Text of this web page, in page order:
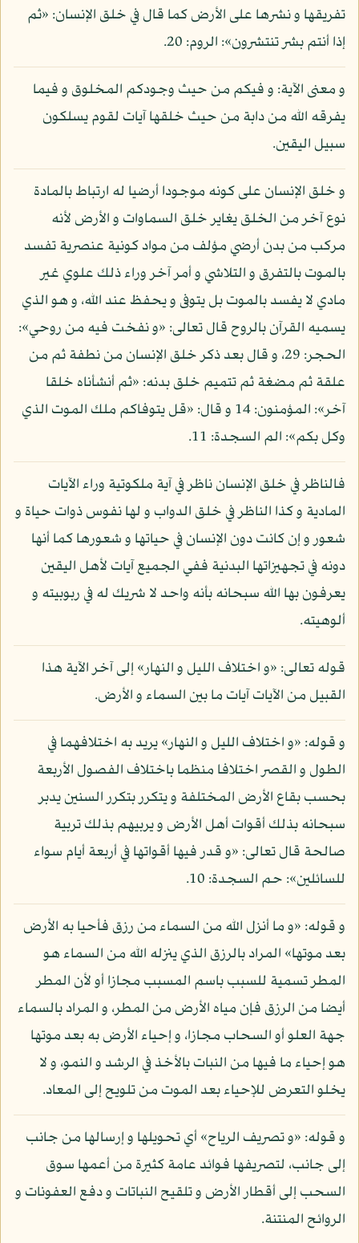
تفريقها و نشرها على الأرض كما قال في خلق الإنسان: «ثم
إذا أنتم بشر تنتشرون»: الروم: 20.
و معنى الآية: و فيكم من حيث وجودكم المخلوق و فيما
يفرقه الله من دابة من حيث خلقها آيات لقوم يسلكون
سبيل اليقين.
و خلق الإنسان على كونه موجودا أرضيا له ارتباط بالمادة
نوع آخر من الخلق يغاير خلق السماوات و الأرض لأنه
مركب من بدن أرضي مؤلف من مواد كونية عنصرية تفسد
بالموت بالتفرق و التلاشي و أمر آخر وراء ذلك علوي غير
مادي لا يفسد بالموت بل يتوفى و يحفظ عند الله، و هو الذي
يسميه القرآن بالروح قال تعالى: «و نفخت فيه من روحي»:
الحجر: 29، و قال بعد ذكر خلق الإنسان من نطفة ثم من
علقة ثم مضغة ثم تتميم خلق بدنه: «ثم أنشأناه خلقا
آخر»: المؤمنون: 14 و قال: «قل يتوفاكم ملك الموت الذي
وكل بكم»: الم السجدة: 11.
فالناظر في خلق الإنسان ناظر في آية ملكوتية وراء الآيات
المادية و كذا الناظر في خلق الدواب و لها نفوس ذوات حياة و
شعور و إن كانت دون الإنسان في حياتها و شعورها كما أنها
دونه في تجهيزاتها البدنية ففي الجميع آيات لأهل اليقين
يعرفون بها الله سبحانه بأنه واحد لا شريك له في ربوبيته و
ألوهيته.
قوله تعالى: «و اختلاف الليل و النهار» إلى آخر الآية هذا
القبيل من الآيات آيات ما بين السماء و الأرض.
و قوله: «و اختلاف الليل و النهار» يريد به اختلافهما في
الطول و القصر اختلافا منظما باختلاف الفصول الأربعة
بحسب بقاع الأرض المختلفة و يتكرر بتكرر السنين يدبر
سبحانه بذلك أقوات أهل الأرض و يربيهم بذلك تربية
صالحة قال تعالى: «و قدر فيها أقواتها في أربعة أيام سواء
للسائلين»: حم السجدة: 10.
و قوله: «و ما أنزل الله من السماء من رزق فأحيا به الأرض
بعد موتها» المراد بالرزق الذي ينزله الله من السماء هو
المطر تسمية للسبب باسم المسبب مجازا أو لأن المطر
أيضا من الرزق فإن مياه الأرض من المطر، و المراد بالسماء
جهة العلو أو السحاب مجازا، و إحياء الأرض به بعد موتها
هو إحياء ما فيها من النبات بالأخذ في الرشد و النمو، و لا
يخلو التعرض للإحياء بعد الموت من تلويح إلى المعاد.
و قوله: «و تصريف الرياح» أي تحويلها و إرسالها من جانب
إلى جانب، لتصريفها فوائد عامة كثيرة من أعمها سوق
السحب إلى أقطار الأرض و تلقيح النباتات و دفع العفونات و
الروائح المنتنة.